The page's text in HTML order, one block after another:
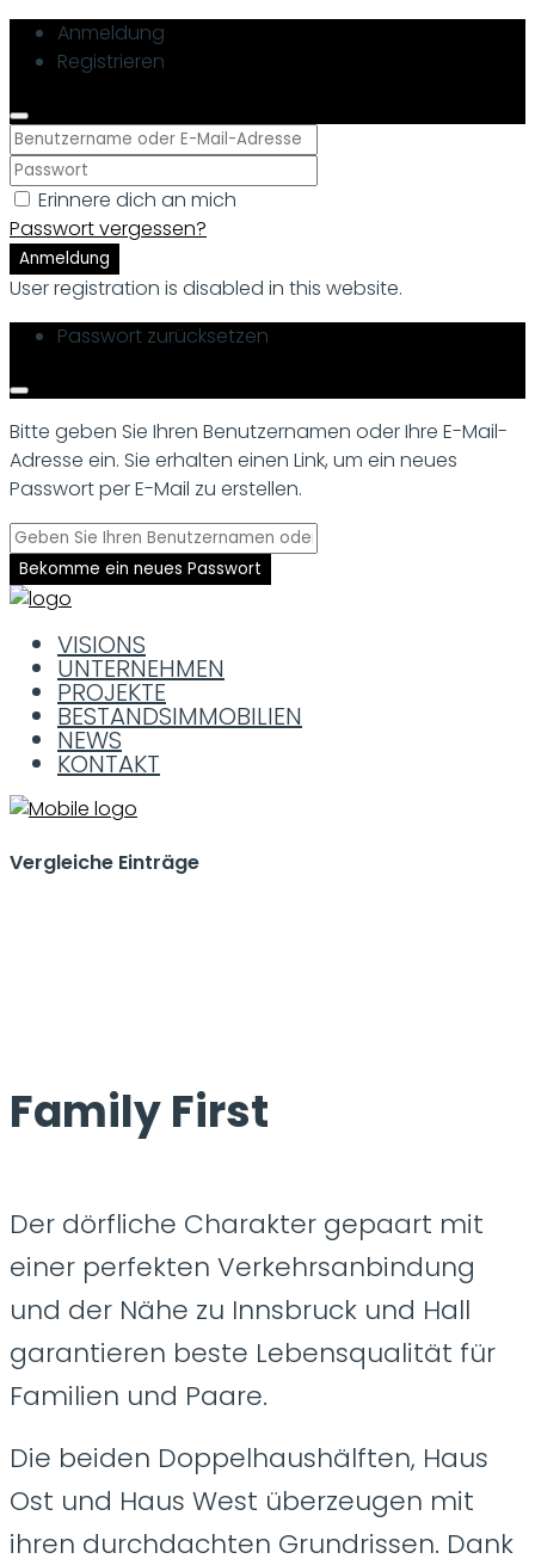
Anmeldung
Registrieren
Erinnere dich an mich
Passwort vergessen?
Anmeldung
User registration is disabled in this website.
Passwort zurücksetzen
Bitte geben Sie Ihren Benutzernamen oder Ihre E-Mail-
Adresse ein. Sie erhalten einen Link, um ein neues
Passwort per E-Mail zu erstellen.
Bekomme ein neues Passwort
VISIONS
UNTERNEHMEN
PROJEKTE
BESTANDSIMMOBILIEN
NEWS
KONTAKT
Vergleiche Einträge
Family First
Der dörfliche Charakter gepaart mit
einer perfekten Verkehrsanbindung
und der Nähe zu Innsbruck und Hall
garantieren beste Lebensqualität für
Familien und Paare.
Die beiden Doppelhaushälften, Haus
Ost und Haus West überzeugen mit
ihren durchdachten Grundrissen. Dank